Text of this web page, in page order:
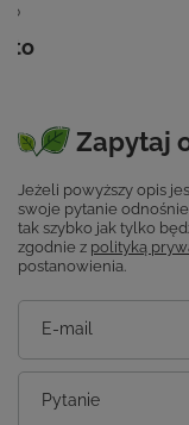
Zapytaj
Jeżeli powyższy opis
swoje pytanie
tak szybko jak tylko
zgodnie z polityką
postanowienia.
E-mail
Pytanie